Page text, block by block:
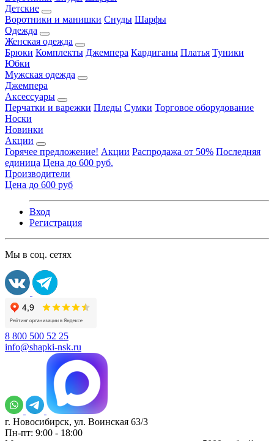
Детские
Воротники и манишки Снуды Шарфы
Одежда
Женская одежда
Брюки Комплекты Джемпера Кардиганы Платья Туники
Юбки
Мужская одежда
Джемпера
Аксессуары
Перчатки и варежки Пледы Сумки Торговое оборудование
Носки
Новинки
Акции
Горячее предложение! Акции Распродажа от 50% Последняя
единица Цена до 600 руб.
Производители
Цена до 600 руб
Вход
Регистрация
Мы в соц. сетях
8 800 500 52 25
info@shapki-nsk.ru
г. Новосибирск, ул. Воинская 63/3
Пн-пт: 9:00 - 18:00